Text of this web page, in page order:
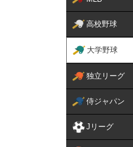
高校野球
大学野球
独立リーグ
侍ジャパン
Jリーグ